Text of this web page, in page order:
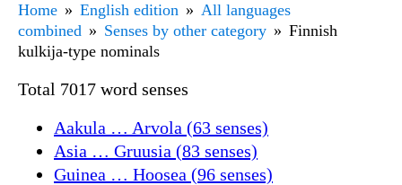
Home English edition
All languages
combined
Senses by other category
Finnish
kulkija-type nominals
Total 7017 word senses
Aakula … Arvola (63 senses)
Asia … Gruusia (83 senses)
Guinea … Hoosea (96 senses)